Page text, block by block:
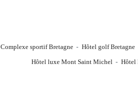
Complexe sportif Bretagne Hôtel golf Bretagne
Hôtel luxe Mont Saint Michel Hôtel